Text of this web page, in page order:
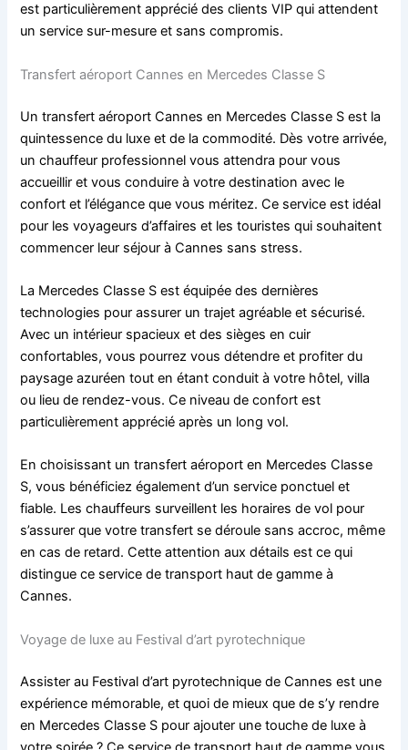
est particulièrement apprécié des clients VIP qui attendent
un service sur-mesure et sans compromis.
Transfert aéroport Cannes en Mercedes Classe S
Un transfert aéroport Cannes en Mercedes Classe S est la
quintessence du luxe et de la commodité. Dès votre arrivée,
un chauffeur professionnel vous attendra pour vous
accueillir et vous conduire à votre destination avec le
confort et l’élégance que vous méritez. Ce service est idéal
pour les voyageurs d’affaires et les touristes qui souhaitent
commencer leur séjour à Cannes sans stress.
La Mercedes Classe S est équipée des dernières
technologies pour assurer un trajet agréable et sécurisé.
Avec un intérieur spacieux et des sièges en cuir
confortables, vous pourrez vous détendre et profiter du
paysage azuréen tout en étant conduit à votre hôtel, villa
ou lieu de rendez-vous. Ce niveau de confort est
particulièrement apprécié après un long vol.
En choisissant un transfert aéroport en Mercedes Classe
S, vous bénéficiez également d’un service ponctuel et
fiable. Les chauffeurs surveillent les horaires de vol pour
s’assurer que votre transfert se déroule sans accroc, même
en cas de retard. Cette attention aux détails est ce qui
distingue ce service de transport haut de gamme à
Cannes.
Voyage de luxe au Festival d’art pyrotechnique
Assister au Festival d’art pyrotechnique de Cannes est une
expérience mémorable, et quoi de mieux que de s’y rendre
en Mercedes Classe S pour ajouter une touche de luxe à